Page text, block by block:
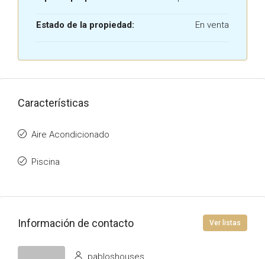
Estado de la propiedad: En venta
Características
Aire Acondicionado
Piscina
Información de contacto Ver listas
pabloshouses